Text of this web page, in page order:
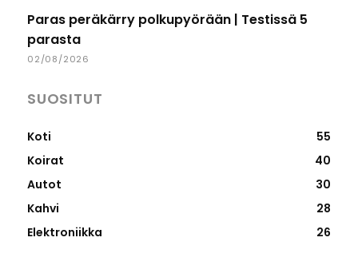
Paras peräkärry polkupyörään | Testissä 5
parasta
02/08/2026
SUOSITUT
Koti
55
Koirat
40
Autot
30
Kahvi
28
Elektroniikka
26